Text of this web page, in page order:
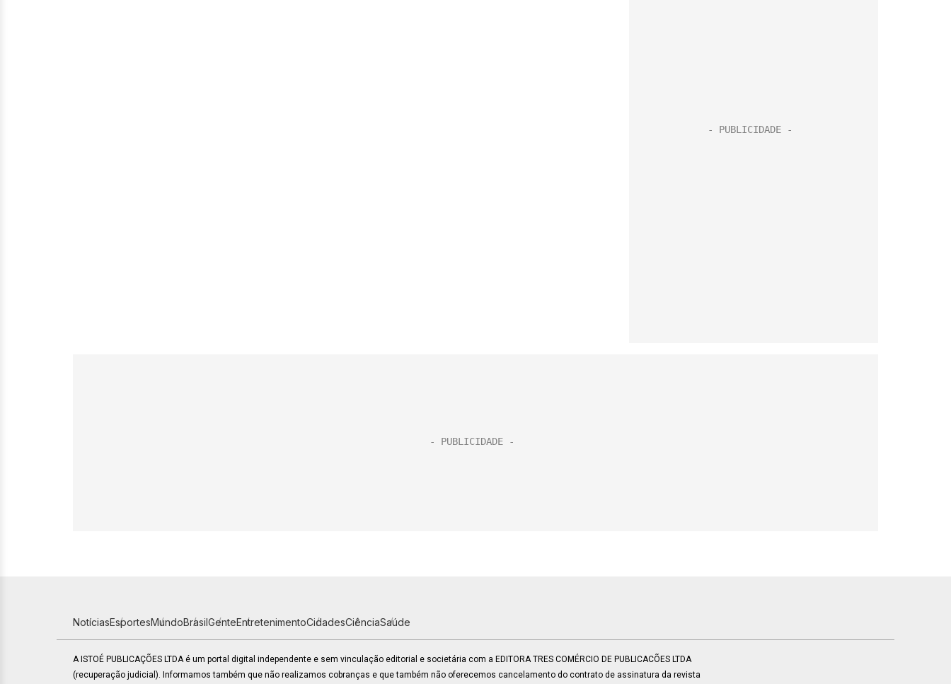
NotíciasEsportesMundoBrasilGenteEntretenimentoCidadesCiênciaSaúde
A ISTOÉ PUBLICAÇÕES LTDA é um portal digital independente e sem vinculação editorial e societária com a EDITORA TRES COMÉRCIO DE PUBLICACÕES LTDA
(recuperação judicial). Informamos também que não realizamos cobranças e que também não oferecemos cancelamento do contrato de assinatura da revista